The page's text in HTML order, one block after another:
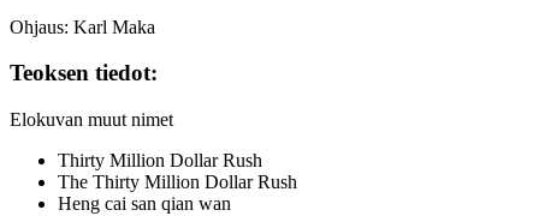
Ohjaus: Karl Maka
Teoksen tiedot:
Elokuvan muut nimet
Thirty Million Dollar Rush
The Thirty Million Dollar Rush
Heng cai san qian wan